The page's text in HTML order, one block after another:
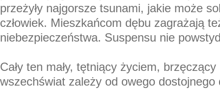
przeżyły najgorsze tsunami, jakie może
człowiek. Mieszkańcom dębu zagrażają
niebezpieczeństwa. Suspensu nie
Cały ten mały, tętniący życiem,
wszechświat zależy od owego dostojnego